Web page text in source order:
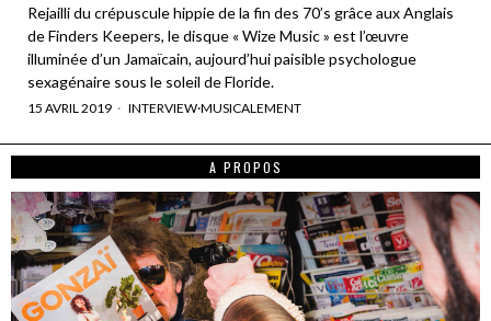
Rejailli du crépuscule hippie de la fin des 70’s grâce aux Anglais
de Finders Keepers, le disque « Wize Music » est l’œuvre
illuminée d’un Jamaïcain, aujourd’hui paisible psychologue
sexagénaire sous le soleil de Floride.
15 AVRIL 2019 INTERVIEW·MUSICALEMENT
A PROPOS